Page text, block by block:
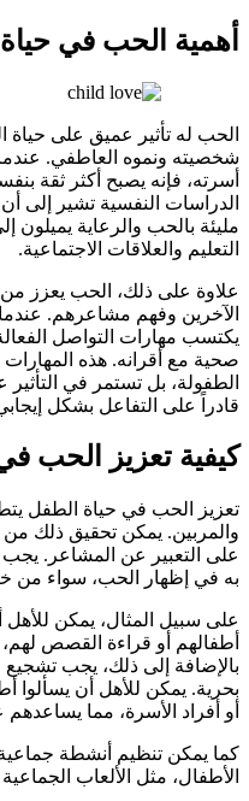
أهمية الحب في
الحب له تأثير عميق على
شخصيته ونموه العاطفي.
أسرته، فإنه يصبح أكثر ثقة
الدراسات النفسية تشير إلى
مليئة بالحب والرعاية
التعليم والعلاقات الاجتماعية.
علاوة على ذلك، الحب يعزز
الآخرين وفهم مشاعرهم.
يكتسب مهارات التواصل
صحية مع أقرانه. هذه
الطفولة، بل تستمر في التأثير
قادراً على التفاعل بشكل
كيفية تعزيز الحب
تعزيز الحب في حياة الطفل
والمربين. يمكن تحقيق ذلك من
على التعبير عن المشاعر. يجب
به في إظهار الحب، سواء من
على سبيل المثال، يمكن
أطفالهم أو قراءة القصص لهم،
بالإضافة إلى ذلك، يجب
بحرية. يمكن للأهل أن يسألوا
أو أفراد الأسرة، مما
كما يمكن تنظيم أنشطة
الأطفال، مثل الألعاب